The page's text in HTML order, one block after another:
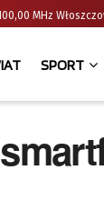
MHz
SPORT